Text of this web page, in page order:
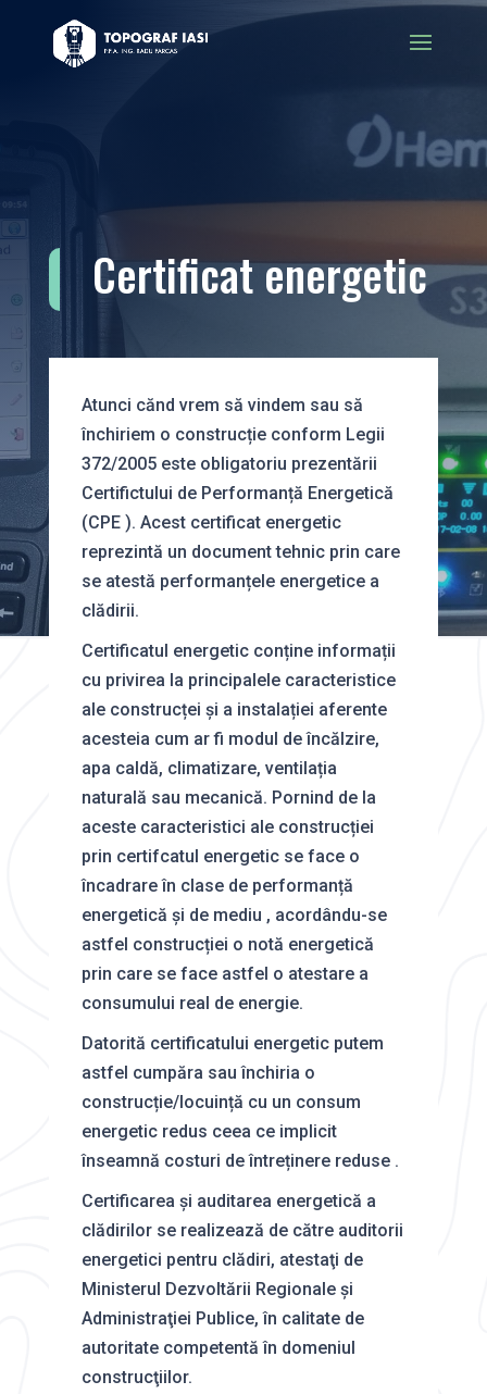
Certificat energetic
Atunci cănd vrem să vindem sau să
închiriem o construcție conform Legii
372/2005 este obligatoriu prezentării
Certifictului de Performanță Energetică
(CPE ). Acest certificat energetic
reprezintă un document tehnic prin care
se atestă performanțele energetice a
clădirii.
Certificatul energetic conține informații
cu privirea la principalele caracteristice
ale construcței și a instalației aferente
acesteia cum ar fi modul de încălzire,
apa caldă, climatizare, ventilația
naturală sau mecanică. Pornind de la
aceste caracteristici ale construcției
prin certifcatul energetic se face o
încadrare în clase de performanță
energetică și de mediu , acordându-se
astfel construcției o notă energetică
prin care se face astfel o atestare a
consumului real de energie.
Datorită certificatului energetic putem
astfel cumpăra sau închiria o
construcție/locuință cu un consum
energetic redus ceea ce implicit
înseamnă costuri de întreținere reduse .
Certificarea şi auditarea energetică a
clădirilor se realizează de către auditorii
energetici pentru clădiri, atestaţi de
Ministerul Dezvoltării Regionale şi
Administraţiei Publice, în calitate de
autoritate competentă în domeniul
construcţiilor.